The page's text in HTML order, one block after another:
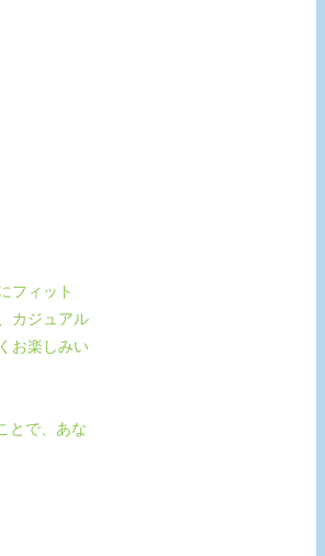
フィット
カジュアル
お楽しみい
とで、あな